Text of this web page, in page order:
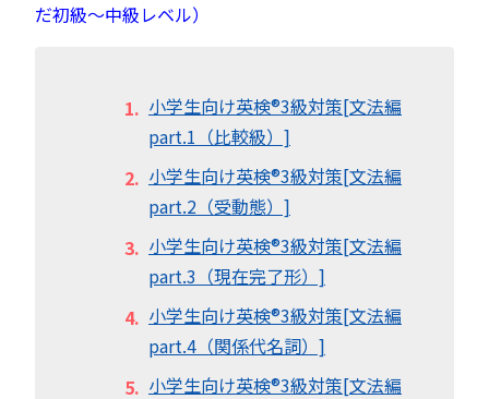
だ初級～中級レベル）
小学生向け英検®︎3級対策[文法編
part.1（比較級）]
小学生向け英検®︎3級対策[文法編
part.2（受動態）]
小学生向け英検®︎3級対策[文法編
part.3（現在完了形）]
小学生向け英検®︎3級対策[文法編
part.4（関係代名詞）]
小学生向け英検®︎3級対策[文法編